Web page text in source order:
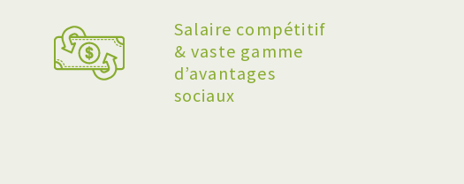
Salaire compétitif
& vaste gamme
d’avantages
sociaux